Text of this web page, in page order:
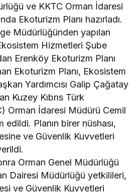
ve KKTC Orman İdaresi
Ekoturizm Planı hazırladı.
Müdürlüğünden yapılan
Hizmetleri Şube
Erenköy Ekoturizm Planı
Ekoturizm Planı, Ekosistem
Yardımcısı Galip Çağatay
Kuzey Kıbrıs Türk
Orman İdaresi Müdürü Cemil
edildi. Planın birer nüshası,
ve Güvenlik Kuvvetleri
Orman Genel Müdürlüğü
Dairesi Müdürlüğü yetkilileri,
ve Güvenlik Kuvvetleri